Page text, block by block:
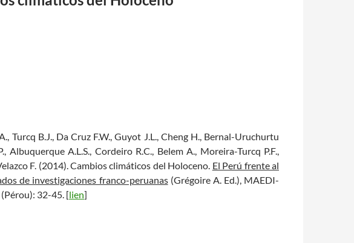
Turcq B.J., Da Cruz F.W., Guyot J.L., Cheng H., Bernal-Uruchurtu
Albuquerque A.L.S., Cordeiro R.C., Belem A., Moreira-Turcq P.F.,
F. (2014). Cambios climáticos del Holoceno. El Perú frente al
de investigaciones franco-peruanas(Grégoire A. Ed.), MAEDI-
32-45. [lien]